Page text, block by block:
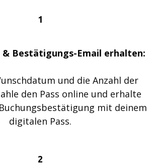
1
& Bestätigungs-Email erhalten:
und die Anzahl der
den Pass online und erhalte
mit deinem
digitalen Pass.
2